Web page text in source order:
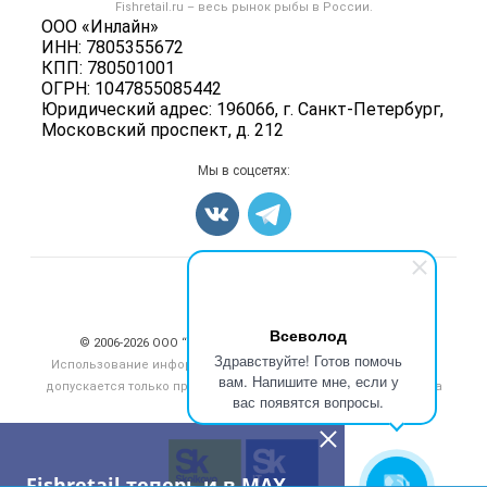
Всеволод
Здравствуйте! Готов помочь
вам. Напишите мне, если у
вас появятся вопросы.
Fishretail.ru – весь рынок рыбы в России.
ООО «Инлайн»
ИНН: 7805355672
КПП: 780501001
ОГРН: 1047855085442
Юридический адрес: 196066, г. Санкт-Петербург,
Московский проспект, д. 212
Политика обработки персональных данных
Вакансии
Блог
Икра
Рыбопосадочный материал
Полуфабрикаты
Консервы
Карта объявлений
Мы в соцсетях:
© 2006‑2026 ООО “Инлайн”. 12+ Все права защищены.
Использование информации, размещенной на данном сайте,
допускается только при размещении активной гиперссылки на
fishretail.ru